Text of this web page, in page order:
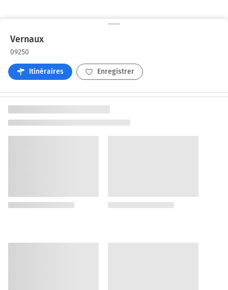
Vernaux
09250
Itinéraires Enregistrer